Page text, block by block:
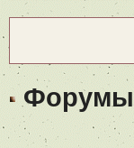
Форумы